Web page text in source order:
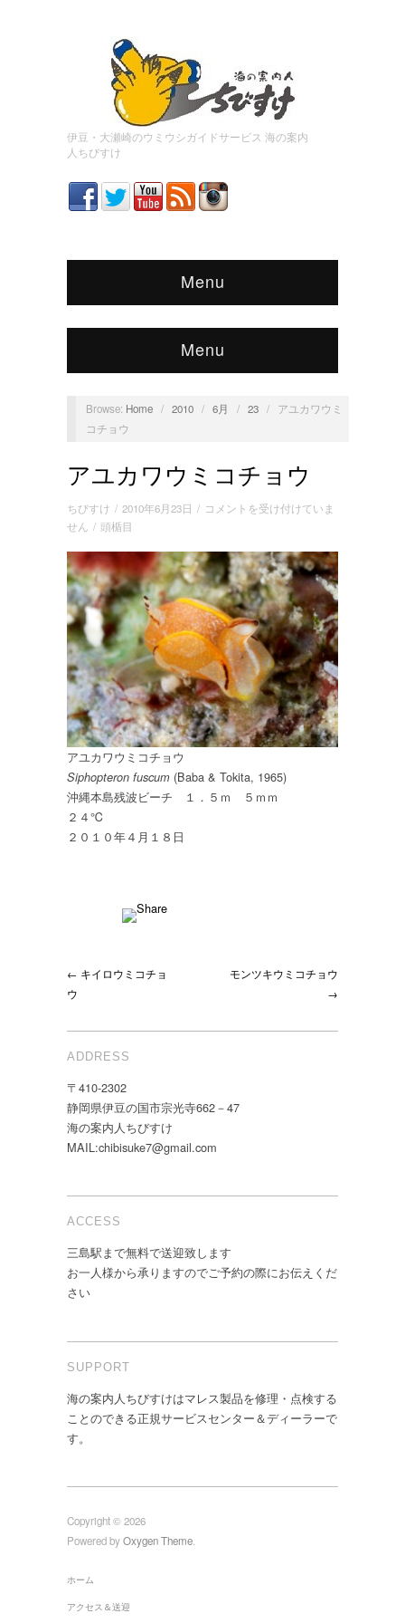
伊豆・大瀬崎のウミウシガイドサービス 海の案内
人ちびすけ
Menu
Menu
Browse: Home / 2010 / 6月 / 23 /
アユカワウミ
コチョウ
アユカワウミコチョウ
ちびすけ / 2010年6月23日 / ア
ワ
ウ
ミ
コ
チ
ョ
ウ
は
コメントを受け付けていま
せん / 頭楯目
アユカワウミコチョウ
Siphopteron fuscum (Baba & Tokita, 1965)
沖縄本島残波ビーチ １．５ｍ ５ｍｍ
２４℃
２０１０年４月１８日
← キイロウミコチョ
ウ
モンツキウミコチョウ
→
ADDRESS
〒410-2302
静岡県伊豆の国市宗光寺662－47
海の案内人ちびすけ
MAIL:chibisuke7@gmail.com
ACCESS
三島駅まで無料で送迎致します
お一人様から承りますのでご予約の際にお伝えくだ
さい
SUPPORT
海の案内人ちびすけはマレス製品を修理・点検する
ことのできる正規サービスセンター＆ディーラーで
す。
Copyright © 2026
Powered byOxygen Theme
ホーム
アクセス＆送迎